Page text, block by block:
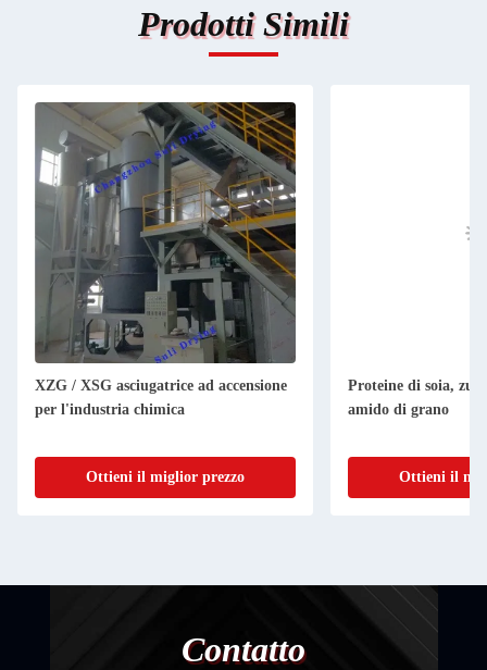
Prodotti Simili
XZG / XSG asciugatrice ad accensione
per l'industria chimica
Ottieni il miglior prezzo
Proteine di soia,
amido di grano
Ottieni il
Contatto